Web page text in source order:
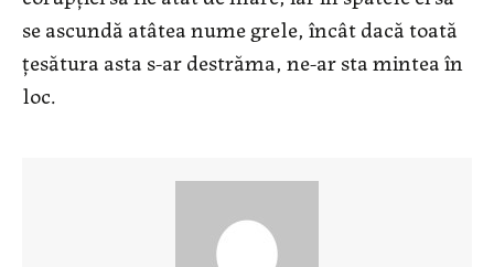
se ascundă atâtea nume grele, încât dacă toată
țesătura asta s-ar destrăma, ne-ar sta mintea în
loc.